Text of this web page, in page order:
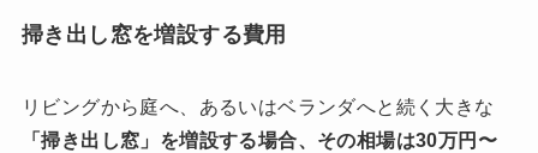
掃き出し窓を増設する費用
リビングから庭へ、あるいはベランダへと続く大きな
「掃き出し窓」を増設する場合、その相場は30万円〜